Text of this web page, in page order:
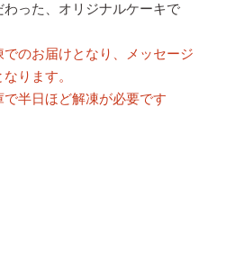
った、オリジナルケーキで
のお届けとなり、メッセージ
ります。
半日ほど解凍が必要です